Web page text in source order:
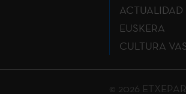
ACTUALIDAD
EUSKERA
CULTURA
© 2026